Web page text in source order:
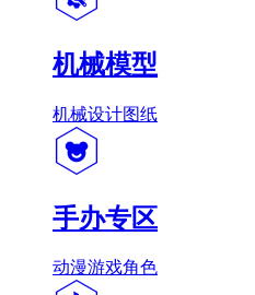
机械模型
机械设计图纸
手办专区
动漫游戏角色